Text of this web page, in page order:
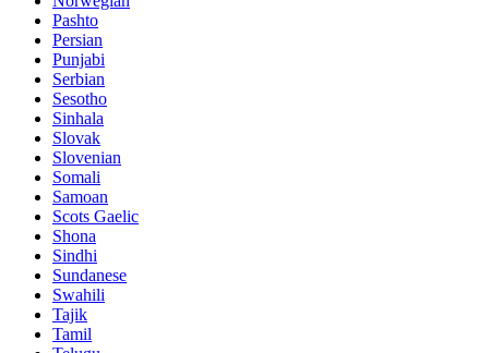
Pashto
Persian
Punjabi
Serbian
Sesotho
Sinhala
Slovak
Slovenian
Somali
Samoan
Scots Gaelic
Shona
Sindhi
Sundanese
Swahili
Tajik
Tamil